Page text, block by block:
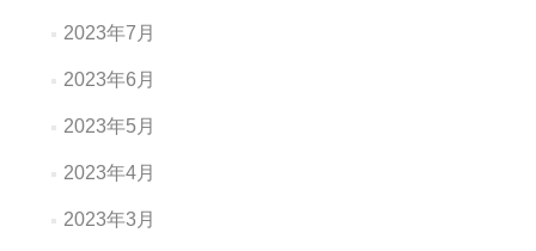
2023年7月
2023年6月
2023年5月
2023年4月
2023年3月